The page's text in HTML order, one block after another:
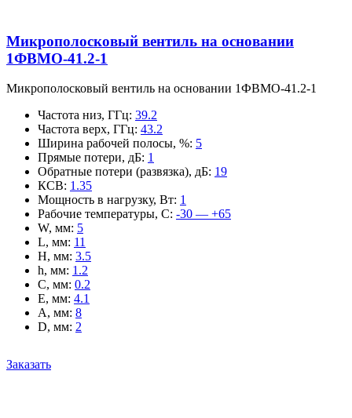
Микрополосковый вентиль на основании
1ФВМO-41.2-1
Микрополосковый вентиль на основании 1ФВМO-41.2-1
Частота низ, ГГц: 39.2
Частота верх, ГГц: 43.2
Ширина рабочей полосы, %: 5
Прямые потери, дБ: 1
Обратные потери (развязка), дБ: 19
КСВ: 1.35
Мощность в нагрузку, Вт: 1
Рабочие температуры, С: -30 — +65
W, мм: 5
L, мм: 11
H, мм: 3.5
h, мм: 1.2
C, мм: 0.2
E, мм: 4.1
A, мм: 8
D, мм: 2
Заказать